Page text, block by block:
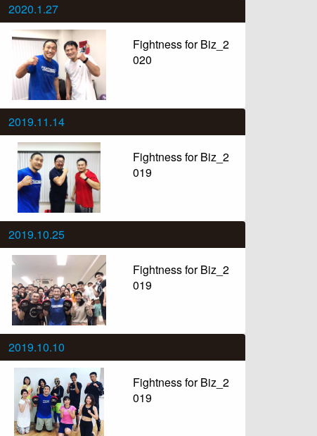
2020.1.27
Fightness for Biz_2
020
2019.11.14
Fightness for Biz_2
019
2019.10.25
Fightness for Biz_2
019
2019.10.10
Fightness for Biz_2
019